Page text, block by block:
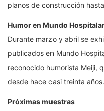
planos de construcción
Humor en Mundo
Durante marzo y abril se
publicados en Mundo
reconocido humorista Meiji,
desde hace casi treinta años.
Próximas muestras